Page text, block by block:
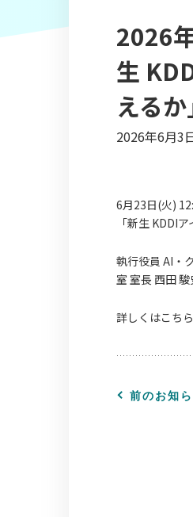
2026
生
える
2026年6月3
6月23日(火)
「新生 KDDI
執行役員 AI・
室 室長 西田 駿
詳しくはこちら
前のお知